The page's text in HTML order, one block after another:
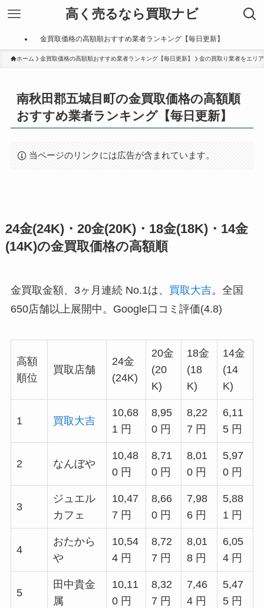
高く売るなら買取ナビ
金買取価格の高額順おすすめ業者ランキング【毎日更新】
ホーム 金買取価格の高額順おすすめ業者ランキング【毎日更新】 金の買取り業者をエリ
南秋田郡五城目町の金買取価格の高額順
おすすめ業者ランキング【毎日更新】
当ページのリンクには広告が含まれています。
24金(24K)・20金(20K)・18金(18K)・14金
(14K)の金買取価格の高額順
金買取金額、3ヶ月連続 No.1は、 買取大吉。全国
650店舗以上展開中。Google口コミ評価(4.8)
高額
順位
買取店舗
24金
(24K)
20金
(20
K)
18金
(18
K)
14金
(14
K)
1 買取大吉
10,68
1 円
8,95
0 円
8,22
7 円
6,11
5 円
2 なんぼや
10,48
0 円
8,71
0 円
8,01
0 円
5,97
0 円
3
ジュエル
カフェ
10,47
7 円
8,66
0 円
7,98
6 円
5,88
1 円
4
おたから
や
10,54
4 円
8,72
7 円
8,01
8 円
6,05
4 円
5
田中貴金
属
10,11
0 円
8,32
7 円
7,46
4 円
5,47
5 円